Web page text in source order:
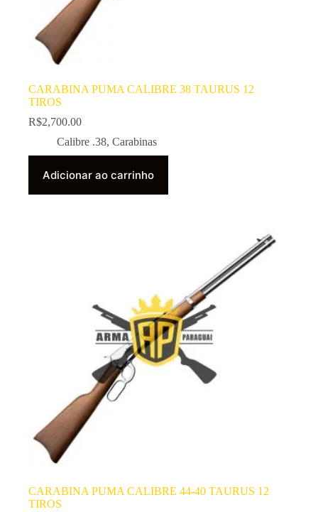
CARABINA PUMA CALIBRE 38 TAURUS 12
TIROS
R$2,700.00
Calibre .38, Carabinas
Adicionar ao carrinho
CARABINA PUMA CALIBRE 44-40 TAURUS 12
TIROS